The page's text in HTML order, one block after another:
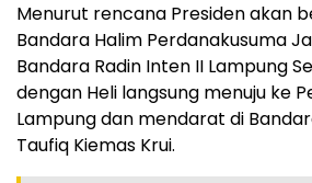
Menurut rencana Presiden akan
Bandara Halim Perdanakusuma
Bandara Radin Inten II Lampung
dengan Heli langsung menuju ke
Lampung dan mendarat di
Taufiq Kiemas Krui.